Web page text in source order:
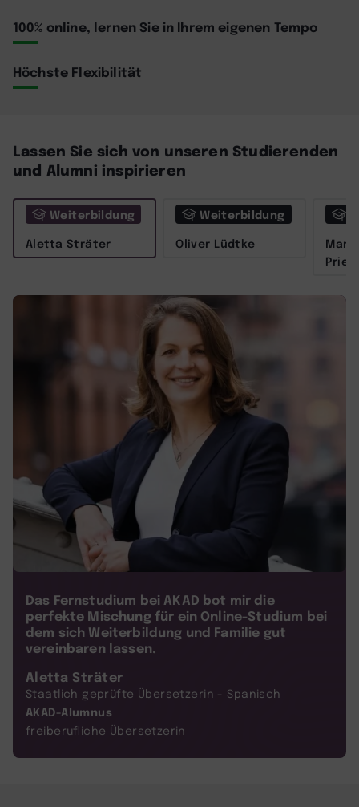
100% online, lernen Sie in Ihrem eigenen Tempo
Höchste Flexibilität
Lassen Sie sich von unseren Studierenden
und Alumni inspirieren
Weiterbildung
Aletta Sträter
Weiterbildung
Oliver Lüdtke
Das Fernstudium bei AKAD bot mir die
perfekte Mischung für ein Online-Studium bei
dem sich Weiterbildung und Familie gut
vereinbaren lassen.
Aletta Sträter
Staatlich geprüfte Übersetzerin - Spanisch
AKAD-Alumnus
freiberufliche Übersetzerin